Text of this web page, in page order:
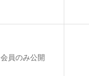
会員のみ公開